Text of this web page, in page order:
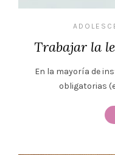
Trabajar la
En la mayoría de
obligatorias